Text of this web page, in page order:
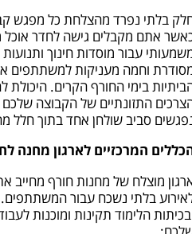
בלתי נפרד מהצלחת כל מפגש
אתם מקבלים גישה לחדר אוכל
עבור מוסדות חינוך
וחמה מעניקות למשתתפים
בימי החורף הקרים.
התזונתיים של הקבוצה
סביב שולחן אחד בתוך חלל
המרכזיים לארגון מחנה
מוצלח של מחנות חורף מחייב
בלתי נשכח עבור
הלימוד תקינות ומוכנות